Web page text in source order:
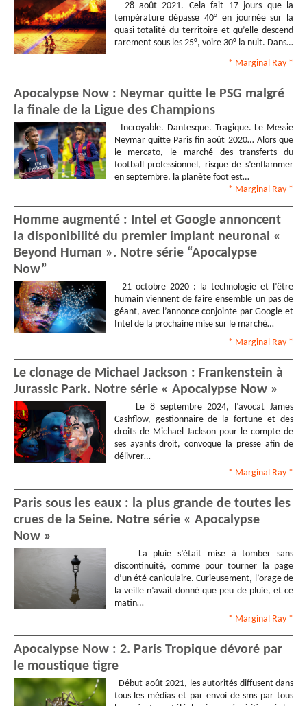
28 août 2021. Cela fait 17 jours que la
température dépasse 40° en journée sur la
quasi-totalité du territoire et qu’elle descend
rarement sous les 25°, voire 30° la nuit. Dans…
* Marginal Ray *
Apocalypse Now : Neymar quitte le PSG malgré
la finale de la Ligue des Champions
Incroyable. Dantesque. Tragique. Le Messie
Neymar quitte Paris fin août 2020… Alors que
le mercato, le marché des transferts du
football professionnel, risque de s’enflammer
en septembre, la planète foot est…
* Marginal Ray *
Homme augmenté : Intel et Google annoncent
la disponibilité du premier implant neuronal «
Beyond Human ». Notre série “Apocalypse
Now”
21 octobre 2020 : la technologie et l’être
humain viennent de faire ensemble un pas de
géant, avec l’annonce conjointe par Google et
Intel de la prochaine mise sur le marché…
* Marginal Ray *
Le clonage de Michael Jackson : Frankenstein à
Jurassic Park. Notre série « Apocalypse Now »
Le 8 septembre 2024, l’avocat James
Cashflow, gestionnaire de la fortune et des
droits de Michael Jackson pour le compte de
ses ayants droit, convoque la presse afin de
délivrer…
* Marginal Ray *
Paris sous les eaux : la plus grande de toutes les
crues de la Seine. Notre série « Apocalypse
Now »
La pluie s’était mise à tomber sans
discontinuité, comme pour tourner la page
d’un été caniculaire. Curieusement, l’orage de
la veille n’avait donné que peu de pluie, et ce
matin…
* Marginal Ray *
Apocalypse Now : 2. Paris Tropique dévoré par
le moustique tigre
Début août 2021, les autorités diffusent dans
tous les médias et par envoi de sms par tous